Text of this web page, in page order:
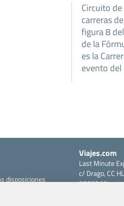
Circuito
carreras
figura 8
de la
es la
evento del
disposiciones
Viajes.com
Last Minute
c/ Drago, CC
38660